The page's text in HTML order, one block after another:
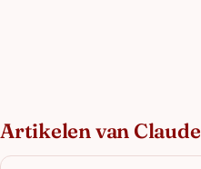
Artikelen van Claude